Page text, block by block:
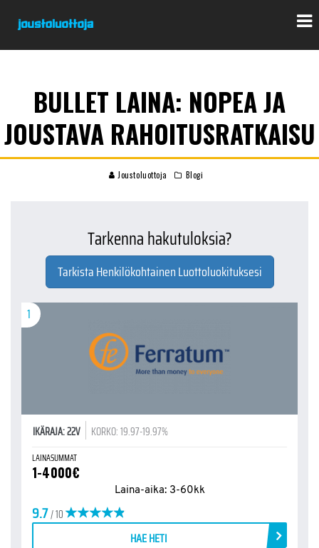
BULLET LAINA: NOPEA JA
JOUSTAVA RAHOITUSRATKAISU
Joustoluottoja Blogi
Tarkenna hakutuloksia?
Tarkista Henkilökohtainen Luottoluokituksesi
1
IKÄRAJA: 22V KORKO: 19.97-19.97%
LAINASUMMAT
1-4000€
Laina-aika: 3-60kk
9.7/ 10
HAE HETI